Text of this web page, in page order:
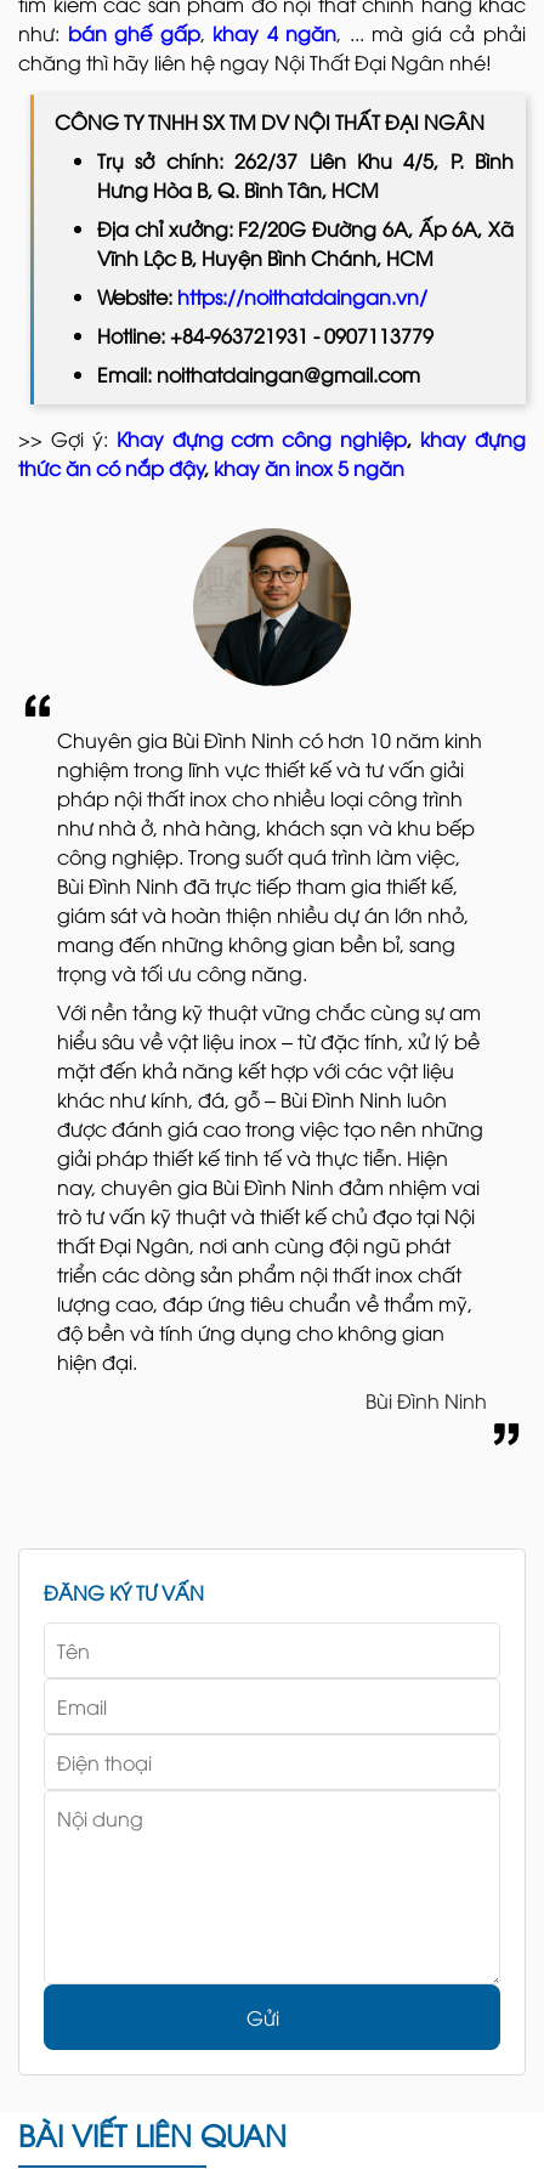
như: bán ghế gấp, khay 4 ngăn, ... mà giá cả phải
chăng thì hãy liên hệ ngay Nội Thất Đại Ngân nhé!
CÔNG TY TNHH SX TM DV NỘI THẤT ĐẠI NGÂN
Trụ sở chính: 262/37 Liên Khu 4/5, P. Bình
Hưng Hòa B, Q. Bình Tân, HCM
Địa chỉ xưởng: F2/20G Đường 6A, Ấp 6A, Xã
Vĩnh Lộc B, Huyện Bình Chánh, HCM
Website: https://noithatdaingan.vn/
Hotline: +84-963721931 - 0907113779
Email: noithatdaingan@gmail.com
>> Gợi ý: Khay đựng cơm công nghiệp, khay đựng
thức ăn có nắp đậy, khay ăn inox 5 ngăn
Chuyên gia Bùi Đình Ninh có hơn 10 năm kinh
nghiệm trong lĩnh vực thiết kế và tư vấn giải
pháp nội thất inox cho nhiều loại công trình
như nhà ở, nhà hàng, khách sạn và khu bếp
công nghiệp. Trong suốt quá trình làm việc,
Bùi Đình Ninh đã trực tiếp tham gia thiết kế,
giám sát và hoàn thiện nhiều dự án lớn nhỏ,
mang đến những không gian bền bỉ, sang
trọng và tối ưu công năng.
Với nền tảng kỹ thuật vững chắc cùng sự am
hiểu sâu về vật liệu inox – từ đặc tính, xử lý bề
mặt đến khả năng kết hợp với các vật liệu
khác như kính, đá, gỗ – Bùi Đình Ninh luôn
được đánh giá cao trong việc tạo nên những
giải pháp thiết kế tinh tế và thực tiễn. Hiện
nay, chuyên gia Bùi Đình Ninh đảm nhiệm vai
trò tư vấn kỹ thuật và thiết kế chủ đạo tại Nội
thất Đại Ngân, nơi anh cùng đội ngũ phát
triển các dòng sản phẩm nội thất inox chất
lượng cao, đáp ứng tiêu chuẩn về thẩm mỹ,
độ bền và tính ứng dụng cho không gian
hiện đại.
Bùi Đình Ninh
ĐĂNG KÝ TƯ VẤN
Gửi
BÀI VIẾT LIÊN QUAN